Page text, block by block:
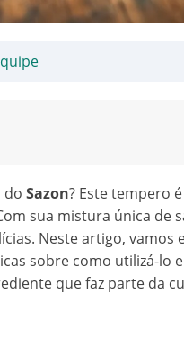
do Sazon? Este tempero
sua mistura única de
Neste artigo, vamos
sobre como utilizá-lo
que faz parte da